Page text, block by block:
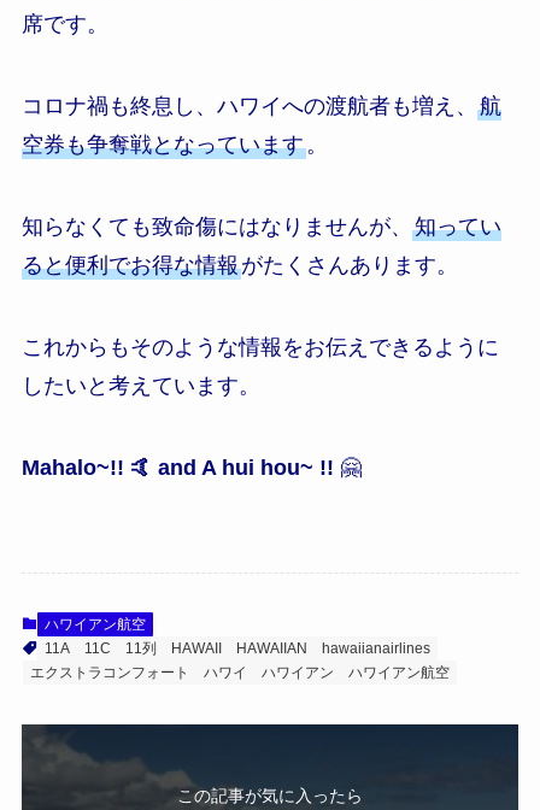
席です。
コロナ禍も終息し、ハワイへの渡航者も増え、 航
空券も争奪戦となっています。
知らなくても致命傷にはなりませんが、 知ってい
ると便利でお得な情報がたくさんあります。
これからもそのような情報をお伝えできるように
したいと考えています。
Mahalo~!! 🤙 and A hui hou~ !! 🤗
ハワイアン航空
11A
11C 11列 HAWAII HAWAIIAN
hawaiianairlines
エクストラコンフォート
ハワイ ハワイアン ハワイアン航空
この記事が気に入ったら